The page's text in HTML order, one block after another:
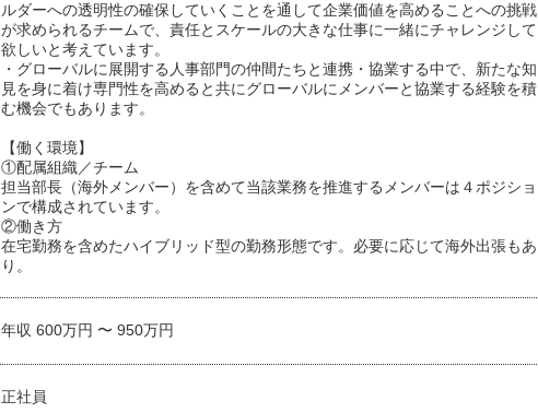
ルダーへの透明性の確保していくことを通して企業価値を高めることへの挑戦
が求められるチームで、責任とスケールの大きな仕事に一緒にチャレンジして
欲しいと考えています。
・グローバルに展開する人事部門の仲間たちと連携・協業する中で、新たな知
見を身に着け専門性を高めると共にグローバルにメンバーと協業する経験を積
む機会でもあります。
【働く環境】
①配属組織／チーム
担当部長（海外メンバー）を含めて当該業務を推進するメンバーは４ポジショ
ンで構成されています。
②働き方
在宅勤務を含めたハイブリッド型の勤務形態です。必要に応じて海外出張もあ
り。
年収 600万円 〜 950万円
正社員